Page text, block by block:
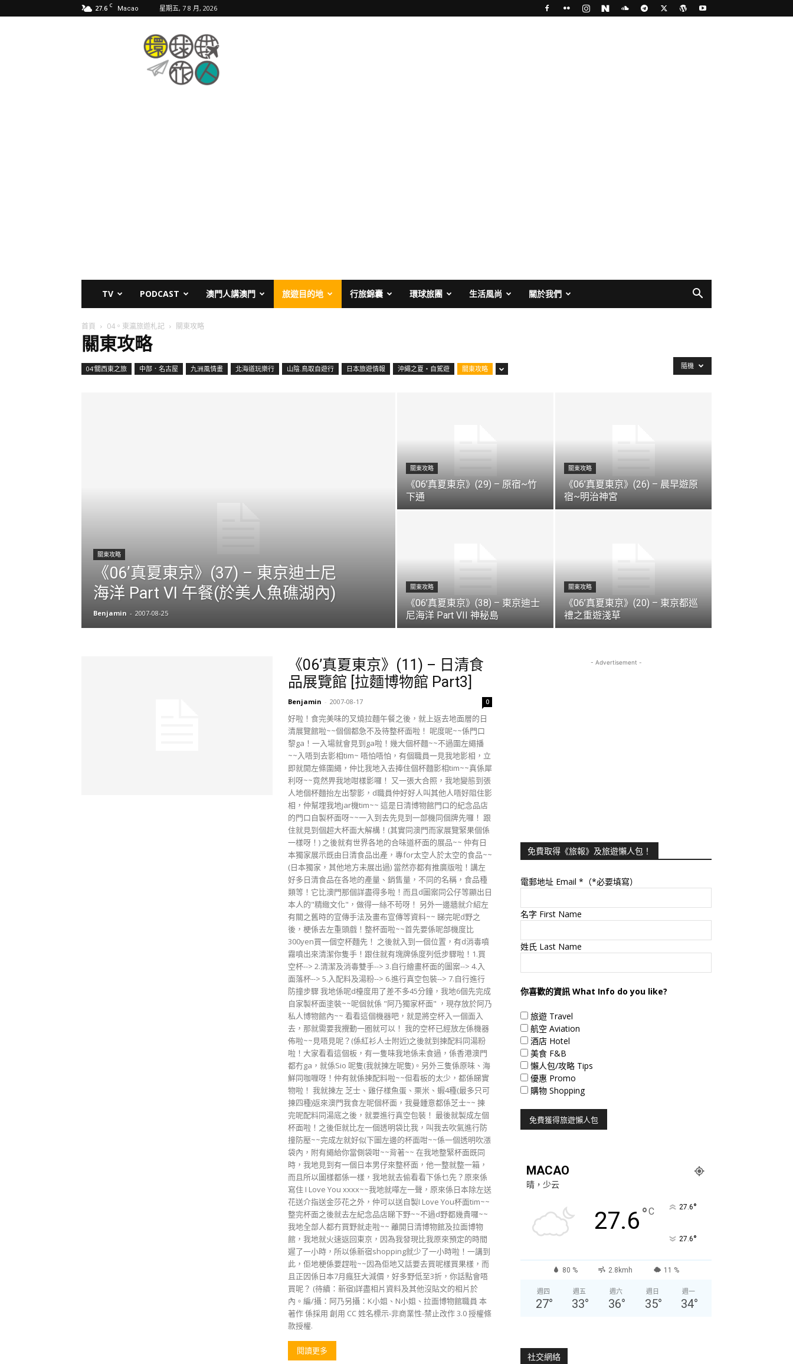
27.6 C Macao 星期五, 7 8 月, 2026
TV PODCAST 澳門人講澳門 旅遊目的地 行旅錦囊 環球旅團 生活風尚 關於我們
首頁 04。東瀛旅遊札記 關東攻略
關東攻略
04'關西東之旅 中部．名古屋 九洲風情畫 北海道玩樂行 山陰.鳥取自遊行 日本旅遊情報 沖繩之夏・自駕遊 關東攻略 隨機
關東攻略
《06’真夏東京》(37) – 東京迪士尼
海洋 Part VI 午餐(於美人魚礁湖內)
Benjamin - 2007-08-25
關東攻略
《06’真夏東京》(29) – 原宿~竹
下通
關東攻略
《06’真夏東京》(26) – 晨早遊原
宿~明治神宮
關東攻略
《06’真夏東京》(38) – 東京迪士
尼海洋 Part VII 神秘島
關東攻略
《06’真夏東京》(20) – 東京都巡
禮之重遊淺草
《06’真夏東京》(11) – 日清食
品展覽館 [拉麵博物館 Part3]
Benjamin - 2007-08-17 0
好啦！食完美味的叉燒拉麵午餐之後，就上返去地面層的日
清展覽館啦~~個個都急不及待整杯面啦！ 呢度呢~~係門口
黎ga！一入場就會見到ga啦！幾大個杯麵~~不過圍左繩播
~~入唔到去影相tim~ 唔怕唔怕，有個職員一見我地影相，立
即就開左條圍繩，仲比我地入去捧住個杯麵影相tim~~真係犀
利呀~~竟然畀我地咁樣影囉！ 又一張大合照，我地變態到張
人地個杯麵抬左出黎影，d職員仲好好人叫其他人唔好阻住影
相，仲幫埋我地jar機tim~~ 這是日清博物館門口的紀念品店
的門口自製杯面呀~~一入到去先見到一部機同個牌先囉！ 跟
住就見到個超大杯面大解構！(其實同澳門而家展覽緊果個係
一樣呀！) 之後就有世界各地的合味道杯面的展品~~ 仲有日
本獨家展示既由日清食品出產，專for太空人於太空的食品~~
(日本獨家，其他地方未展出過) 當然亦都有推廣版啦！講左
好多日清食品在各地的產量、銷售量，不同的名稱，食品種
類等！它比澳門那個詳盡得多啦！而且d圖案同公仔等顯出日
本人的"精緻文化"，做得一絲不苟呀！ 另外一邊牆就介紹左
有關之舊時的宣傳手法及畫布宣傳等資料~~ 睇完呢d野之
後，梗係去左重頭戲！整杯面啦~~首先要係呢部機度比
300yen買一個空杯麵先！ 之後就入到一個位置，有d消毒噴
霧噴出來清潔你隻手！跟住就有塊牌係度列低步驟啦！1.買
空杯--> 2.清潔及消毒雙手--> 3.自行繪畫杯面的圖案--> 4.入
面落杯--> 5.入配料及湯粉--> 6.進行真空包裝--> 7.自行進行
防撞步驟 我地係呢d檯度用了差不多45分鐘，我地6個先完成
自家製杯面塗裝~~呢個就係 "阿乃獨家杯面" ，現存放於阿乃
私人博物館內~~ 看看這個機器吧，就是將空杯入一個面入
去，那就需要我攪動一圈就可以！ 我的空杯已經放左係機器
佈啦~~見唔見呢？(係紅衫人士附近)之後就到揀配料同湯粉
啦！大家看看這個板，有一隻味我地係未食過，係香港澳門
都冇ga，就係Sio 呢隻(我就揀左呢隻)。另外三隻係原味、海
鮮同咖喱呀！仲有就係揀配料啦~~但看板的太少，都係睇實
物啦！ 我就揀左 芝士、雞仔樣魚蛋、栗米、蝦4種(最多只可
揀四種)返來澳門我食左呢個杯面，我曼鍾意都係芝士~~ 揀
完呢配料同湯底之後，就要進行真空包裝！ 最後就製成左個
杯面啦！之後佢就比左一個透明袋比我，叫我去吹氣進行防
撞防壓~~完成左就好似下圖左邊的杯面咁~~係一個透明吹漲
袋內，附有繩給你當側袋咁~~背著~~ 在我地整緊杯面既同
時，我地見到有一個日本男仔來整杯面，他一整就整一箱，
而且所以圖樣都係一樣，我地就去偷看看下係乜先？原來係
寫住 I Love You xxxx~~我地就嘩左一聲，原來係日本除左送
花送介指送金莎花之外，仲可以送自製I Love You杯面tim~~
整完杯面之後就去左紀念品店睇下野~~不過d野都幾貴囉~~
我地全部人都冇買野就走啦~~ 離開日清博物館及拉面博物
館，我地就火速返回東京，因為我發現比我原來預定的時間
遲了一小時，所以係新宿shopping就少了一小時啦！一講到
此，佢地梗係要趕啦~~因為佢地又話要去買呢樣買果樣，而
且正因係日本7月瘋狂大減價，好多野低至3折，你話點會唔
買呢？ (待續：新宿)詳盡相片資料及其他沒貼文的相片於
內。編/攝：阿乃另攝：K小姐、N小姐、拉面博物館職員 本
著作 係採用 創用 CC 姓名標示-非商業性-禁止改作 3.0 授權條
款授權.
閱讀更多
- Advertisement -
免費取得《旅報》及旅遊懶人包！
電郵地址 Email *（*必要填寫）
名字 First Name
姓氏 Last Name
你喜歡的資訊 What Info do you like?
旅遊 Travel
航空 Aviation
酒店 Hotel
美食 F&B
懶人包/攻略 Tips
優惠 Promo
購物 Shopping
MACAO
晴，少云
27.6°C 27.6°
27.6°
80 % 2.8kmh 11 %
週四
27°
週五
33°
週六
36°
週日
35°
週一
34°
社交網絡